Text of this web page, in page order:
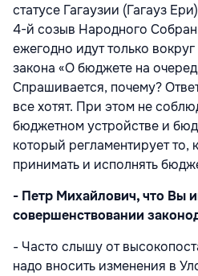
статусе Гагаузии (Гагауз
4-й созыв Народного
ежегодно идут только
закона «О бюджете на
Спрашивается, почему?
все хотят. При этом не
бюджетном устройстве и
который регламентирует то,
принимать и исполнять
- Петр Михайлович, что Вы
совершенствовании
- Часто слышу от
надо вносить изменения в